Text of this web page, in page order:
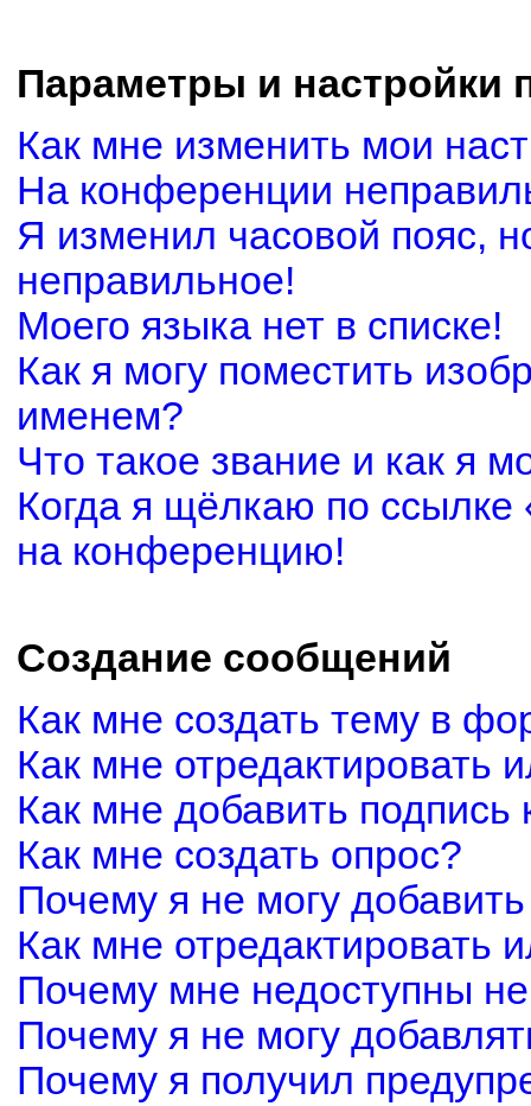
Параметры и настройки
Как мне изменить мои
На конференции
Я изменил часовой пояс,
неправильное!
Моего языка нет в списке!
Как я могу поместить
именем?
Что такое звание и как я
Когда я щёлкаю по ссылке
на конференцию!
Создание сообщений
Как мне создать тему в
Как мне отредактировать
Как мне добавить
Как мне создать опрос?
Почему я не могу
Как мне отредактировать
Почему мне недоступны
Почему я не могу
Почему я получил